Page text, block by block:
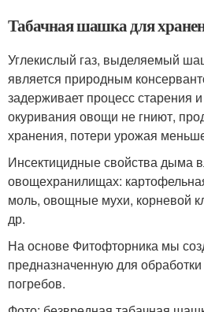
Табачная шашка для
Углекислый газ, выделяемый
является природным
задерживает процесс старения
окуривания овощи не гниют,
хранения, потери урожая
Инсектицидные свойства дыма
овощехранилищах:
моль, овощные мухи, корневой
др.
На основе Фитофторника мы
предназначенную для
погребов.